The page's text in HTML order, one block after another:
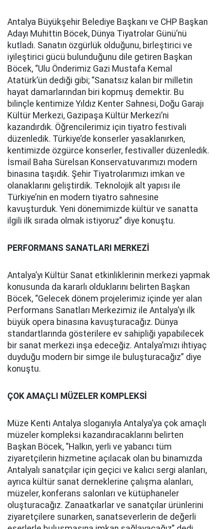
Antalya Büyükşehir Belediye Başkanı ve CHP Başkan
Adayı Muhittin Böcek, Dünya Tiyatrolar Günü’nü
kutladı. Sanatın özgürlük olduğunu, birleştirici ve
iyileştirici gücü bulunduğunu dile getiren Başkan
Böcek, “Ulu Önderimiz Gazi Mustafa Kemal
Atatürk’ün dediği gibi; “Sanatsız kalan bir milletin
hayat damarlarından biri kopmuş demektir. Bu
bilinçle kentimize Yıldız Kenter Sahnesi, Doğu Garajı
Kültür Merkezi, Gazipaşa Kültür Merkezi’ni
kazandırdık. Öğrencilerimiz için tiyatro festivali
düzenledik. Türkiye’de konserler yasaklanırken,
kentimizde özgürce konserler, festivaller düzenledik.
İsmail Baha Sürelsan Konservatuvarımızı modern
binasına taşıdık. Şehir Tiyatrolarımızı imkan ve
olanaklarını geliştirdik. Teknolojik alt yapısı ile
Türkiye’nin en modern tiyatro sahnesine
kavuşturduk. Yeni dönemimizde kültür ve sanatta
ilgili ilk sırada olmak istiyoruz” diye konuştu.
PERFORMANS SANATLARI MERKEZİ
Antalya’yı Kültür Sanat etkinliklerinin merkezi yapmak
konusunda da kararlı olduklarını belirten Başkan
Böcek, “Gelecek dönem projelerimiz içinde yer alan
Performans Sanatları Merkezimiz ile Antalya’yı ilk
büyük opera binasına kavuşturacağız. Dünya
standartlarında gösterilere ev sahipliği yapabilecek
bir sanat merkezi inşa edeceğiz. Antalya’mızı ihtiyaç
duyduğu modern bir simge ile buluşturacağız” diye
konuştu.
ÇOK AMAÇLI MÜZELER KOMPLEKSİ
Müze Kenti Antalya sloganıyla Antalya’ya çok amaçlı
müzeler kompleksi kazandıracaklarını belirten
Başkan Böcek, “Halkın, yerli ve yabancı tüm
ziyaretçilerin hizmetine açılacak olan bu binamızda
Antalyalı sanatçılar için geçici ve kalıcı sergi alanları,
ayrıca kültür sanat derneklerine çalışma alanları,
müzeler, konferans salonları ve kütüphaneler
oluşturacağız. Zanaatkarlar ve sanatçılar ürünlerini
ziyaretçilere sunarken, sanatseverlerin de değerli